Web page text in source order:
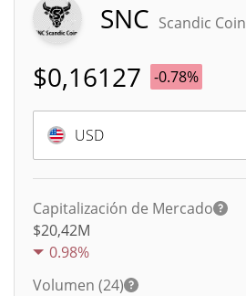
SNC Scandic Coin
$0,16127 -0.78%
USD
Capitalización de Mercado
$20,42M
0.98%
Volumen (24)